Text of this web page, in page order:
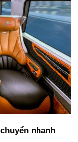
chuyển nhanh